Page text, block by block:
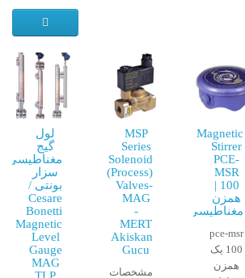
Magnetic
Stirrer
PCE-
MSR
100 |
همزن
مغناطیسی
pce-msr
100 یک
همزن
MSP
Series
Solenoid
(Process)
Valves-
MAG
-
MERT
Akiskan
Gucu
مشخصات
لول
گیج
مغناطیسی
سزار
بونتی /
Cesare
Bonetti
Magnetic
Level
Gauge
MAG